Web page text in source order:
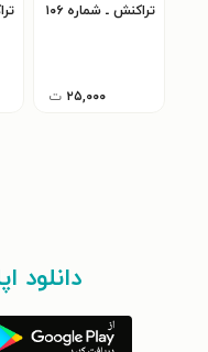
تراکنش ـ شماره ۱۰۶
۲۵,۰۰۰ ت
دانلود